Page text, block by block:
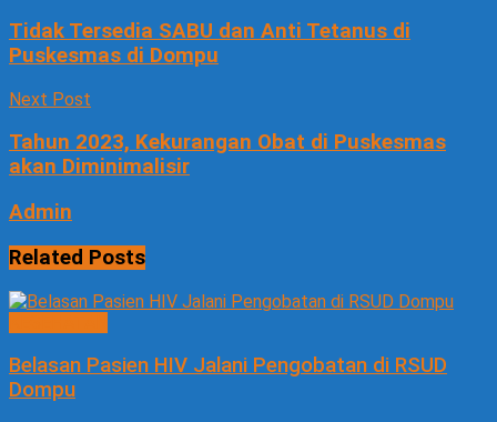
Tidak Tersedia SABU dan Anti Tetanus di
Puskesmas di Dompu
Next Post
Tahun 2023, Kekurangan Obat di Puskesmas
akan Diminimalisir
Admin
Related Posts
Belasan Pasien HIV Jalani Pengobatan di RSUD
Dompu